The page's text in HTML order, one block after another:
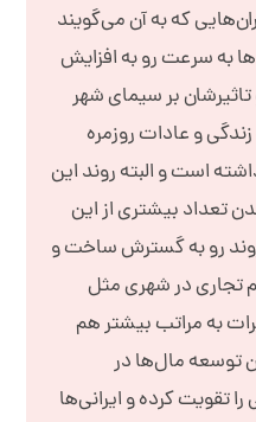
که به آن می‌گویند
به سرعت رو به افزایش
بر سیمای شهر
و عادات روزمره
است و البته روند این
تعداد بیشتری از این
رو به گسترش ساخت و
تجاری در شهری مثل
به مراتب بیشتر هم
توسعه مال‌ها در
تقویت کرده و ایرانی‌ها